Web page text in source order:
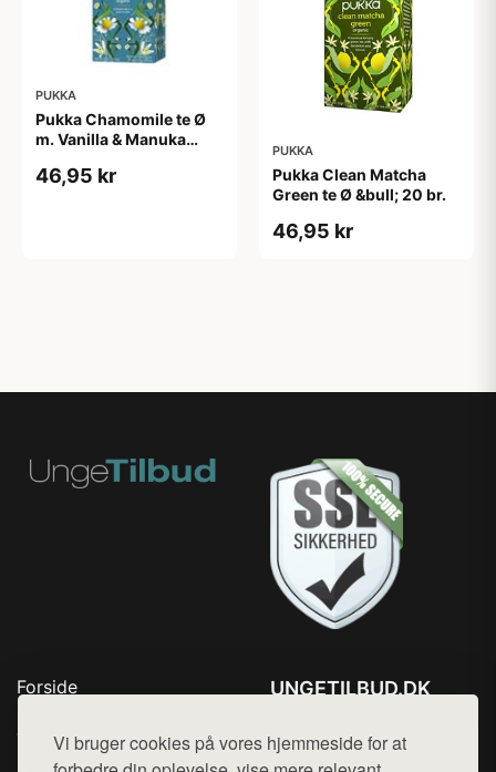
Vi bruger cookies på vores hjemmeside for at
PUKKA
Pukka Chamomile te Ø
m. Vanilla & Manuka
46,95 kr
PUKKA
Pukka Clean Matcha
Green te Ø &bull; 20 br.
46,95 kr
Forside
Top Rabatter
Blog
UNGETILBUD.DK
Mail: hej@want.dk